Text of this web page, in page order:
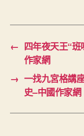
← 四年夜天王“
作家網
→ 一找九宮格講
史–中國作家網